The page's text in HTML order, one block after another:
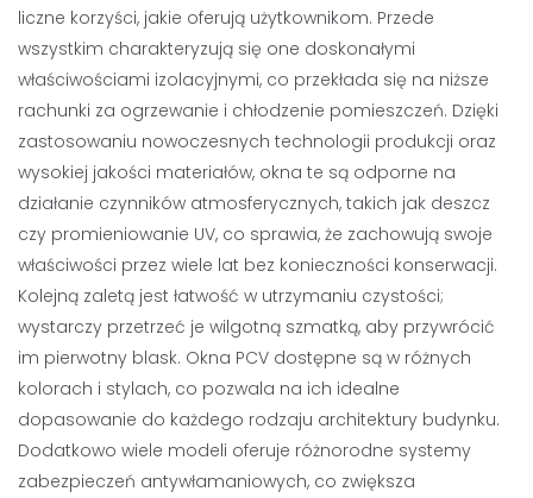
liczne korzyści, jakie oferują użytkownikom. Przede
wszystkim charakteryzują się one doskonałymi
właściwościami izolacyjnymi, co przekłada się na niższe
rachunki za ogrzewanie i chłodzenie pomieszczeń. Dzięki
zastosowaniu nowoczesnych technologii produkcji oraz
wysokiej jakości materiałów, okna te są odporne na
działanie czynników atmosferycznych, takich jak deszcz
czy promieniowanie UV, co sprawia, że zachowują swoje
właściwości przez wiele lat bez konieczności konserwacji.
Kolejną zaletą jest łatwość w utrzymaniu czystości;
wystarczy przetrzeć je wilgotną szmatką, aby przywrócić
im pierwotny blask. Okna PCV dostępne są w różnych
kolorach i stylach, co pozwala na ich idealne
dopasowanie do każdego rodzaju architektury budynku.
Dodatkowo wiele modeli oferuje różnorodne systemy
zabezpieczeń antywłamaniowych, co zwiększa